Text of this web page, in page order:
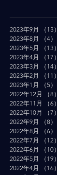
2023年9月 （13）
2023年8月
（4）
2023年5月
（13）
2023年4月
（17）
2023年3月
（14）
2023年2月
（11）
2023年1月
（5）
2022年12月
（8）
2022年11月
（6）
2022年10月
（7）
2022年9月
（8）
2022年8月
（6）
2022年7月
（12）
2022年6月
（10）
2022年5月
（19）
2022年4月
（16）